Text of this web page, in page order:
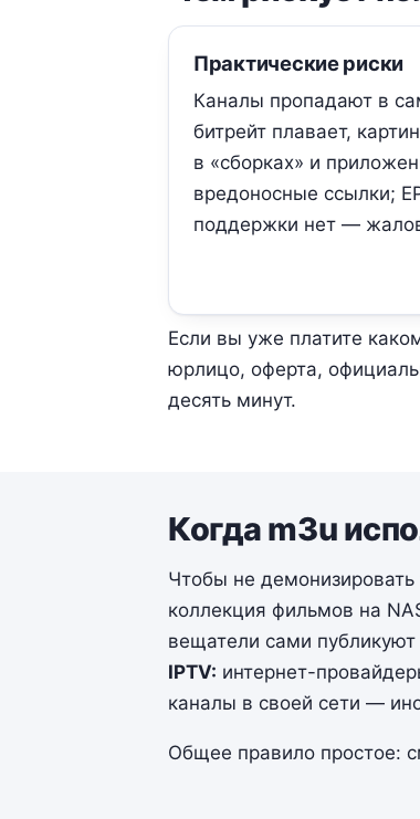
Практические риски
Каналы пропадают в
битрейт плавает,
в «сборках» и
вредоносные ссылки;
поддержки нет —
Если вы уже платите
юрлицо, оферта,
десять минут.
Когда m3u
Чтобы не
коллекция фильмов на
вещатели сами
IPTV: интернет-
каналы в своей сети —
Общее правило простое: